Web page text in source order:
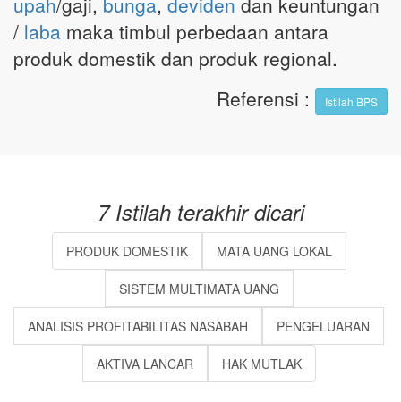
/ laba maka timbul perbedaan antara
produk domestik dan produk regional.
Referensi : Istilah BPS
7 Istilah terakhir dicari
PRODUK DOMESTIK MATA UANG LOKAL
SISTEM MULTIMATA UANG
ANALISIS PROFITABILITAS NASABAH PENGELUARAN
AKTIVA LANCAR HAK MUTLAK